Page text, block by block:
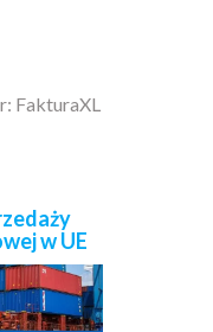
FakturaXL
w UE